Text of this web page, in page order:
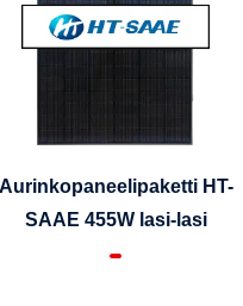
Aurinkopaneelipaketti HT-
SAAE 455W lasi-lasi